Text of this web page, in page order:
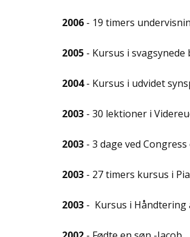
2006 - 19 timers
2005 - Kursus i
2004- Kursus i udvidet
2003 - 30 lektioner i
2003 - 3 dage ved
2003 - 27 timers kursus i
2003 - Kursus i Håndtering